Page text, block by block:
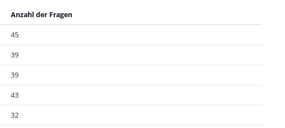
Anzahl der Fragen
45
39
39
43
32